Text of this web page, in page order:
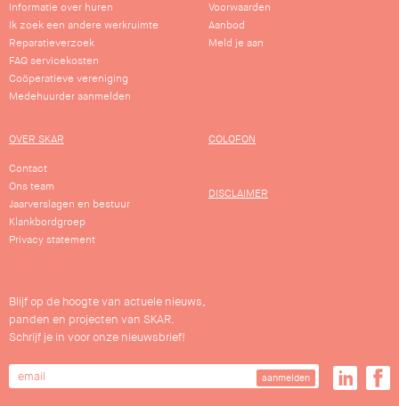
Informatie over huren
Ik zoek een andere werkruimte
Reparatieverzoek
FAQ servicekosten
Coöperatieve vereniging
Medehuurder aanmelden
Voorwaarden
Aanbod
Meld je aan
OVER SKAR
Contact
Ons team
Jaarverslagen en bestuur
Klankbordgroep
Privacy statement
COLOFON
DISCLAIMER
Blijf op de hoogte van actuele nieuws,
panden en projecten van SKAR.
Schrijf je in voor onze nieuwsbrief!